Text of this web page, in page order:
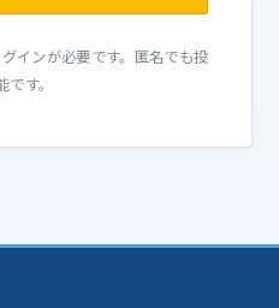
インが必要です。匿名でも投
です。